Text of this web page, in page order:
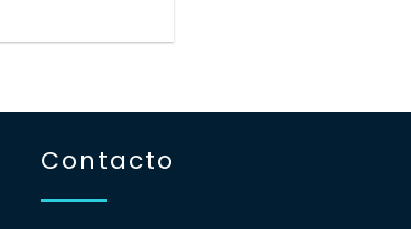
Contacto